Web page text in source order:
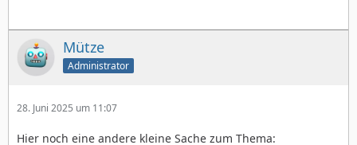
Mütze
Administrator
28. Juni 2025 um 11:07
Hier noch eine andere kleine Sache zum Thema: